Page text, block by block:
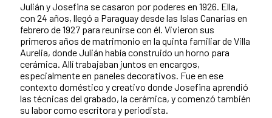
Julián y Josefina se casaron por poderes en 1926. Ella,
con 24 años, llegó a Paraguay desde las Islas Canarias en
febrero de 1927 para reunirse con él. Vivieron sus
primeros años de matrimonio en la quinta familiar de Villa
Aurelia, donde Julián había construido un horno para
cerámica. Allí trabajaban juntos en encargos,
especialmente en paneles decorativos. Fue en ese
contexto doméstico y creativo donde Josefina aprendió
las técnicas del grabado, la cerámica, y comenzó también
su labor como escritora y periodista.